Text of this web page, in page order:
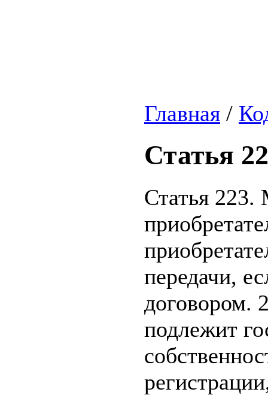
Главная /
Статья
Статья 223.
передачи,
договором.
подлежит